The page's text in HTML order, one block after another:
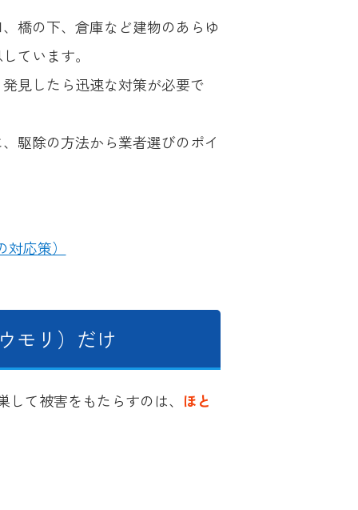
橋の下、倉庫など建物のあらゆ
ています。
見したら迅速な対策が必要で
駆除の方法から業者選びのポイ
応策）
モリ）だけ
て被害をもたらすのは、 ほと